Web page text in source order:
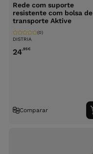
Rede com suporte
resistente com bolsa de
transporte Aktive
DISTRIA
(0)
24 ,95€
Comparar